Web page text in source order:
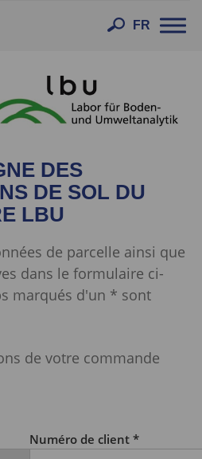
FR
DES
DE SOL DU
LBU
de parcelle ainsi que
dans le formulaire ci-
marqués d'un * sont
de votre commande
Numéro de client *